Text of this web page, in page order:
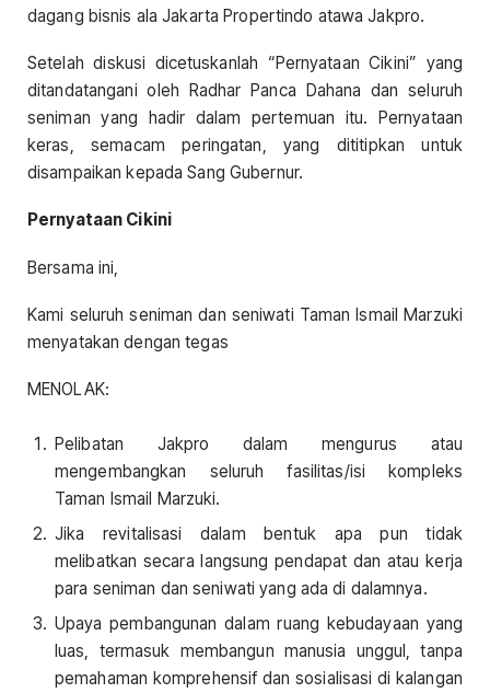
dagang bisnis ala Jakarta Propertindo atawa Jakpro.
Setelah diskusi dicetuskanlah “Pernyataan Cikini” yang
ditandatangani oleh Radhar Panca Dahana dan seluruh
seniman yang hadir dalam pertemuan itu. Pernyataan
keras, semacam peringatan, yang dititipkan untuk
disampaikan kepada Sang Gubernur.
Pernyataan Cikini
Bersama ini,
Kami seluruh seniman dan seniwati Taman Ismail Marzuki
menyatakan dengan tegas
MENOLAK:
Pelibatan Jakpro dalam mengurus atau
mengembangkan seluruh fasilitas/isi kompleks
Taman Ismail Marzuki.
Jika revitalisasi dalam bentuk apa pun tidak
melibatkan secara langsung pendapat dan atau kerja
para seniman dan seniwati yang ada di dalamnya.
Upaya pembangunan dalam ruang kebudayaan yang
luas, termasuk membangun manusia unggul, tanpa
pemahaman komprehensif dan sosialisasi di kalangan